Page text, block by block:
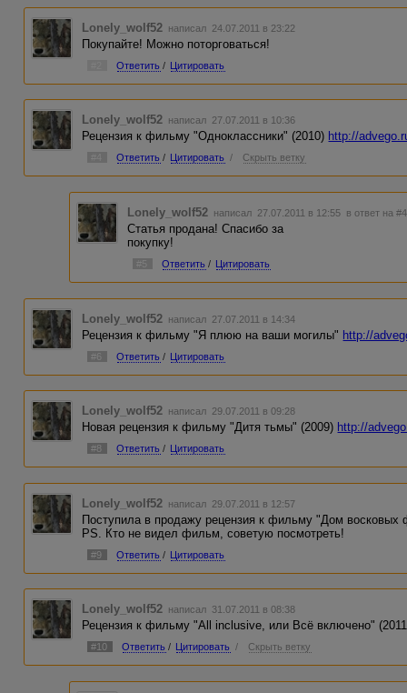
Lonely_wolf52 написал 24.07.2011 в 23:22
Покупайте! Можно поторговаться!
Ответить / Цитировать
Lonely_wolf52 написал 27.07.2011 в 10:36
Рецензия к фильму "Одноклассники" (2010) http://
Ответить / Цитировать / Скрыть ветку
Lonely_wolf52 написал 27.07.2011 в 12:55 в ответ на #4
Статья продана! Спасибо за
покупку!
#5 Ответить / Цитировать
Lonely_wolf52 написал 27.07.2011 в 14:34
Рецензия к фильму "Я плюю на ваши могилы" http://
#6 Ответить / Цитировать
Lonely_wolf52 написал 29.07.2011 в 09:28
Новая рецензия к фильму "Дитя тьмы" (2009) http://
#8 Ответить / Цитировать
Lonely_wolf52 написал 29.07.2011 в 12:57
Поступила в продажу рецензия к фильму "Дом восковых
PS. Кто не видел фильм, советую посмотреть!
#9 Ответить / Цитировать
Lonely_wolf52 написал 31.07.2011 в 08:38
Рецензия к фильму "All inclusive, или Всё включено"
#10 Ответить / Цитировать / Скрыть ветку